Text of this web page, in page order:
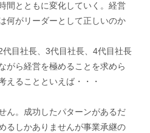
間とともに変化していく。経営
何がリーダーとして正しいのか
目社長、3代目社長、4代目社長
がら経営を極めることを求めら
えることといえば・・・
ん。成功したパターンがあるだ
るしかありませんが事業承継の